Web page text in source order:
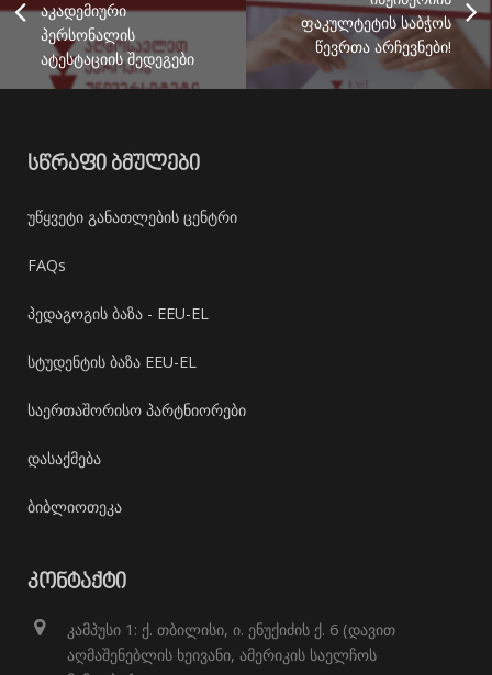
აკადემიური
პერსონალის
ატესტაციის შედეგები
ფაკულტეტის საბჭოს
წევრთა არჩევნები!
ᲡᲬᲠᲐᲤᲘ ᲑᲛᲣᲚᲔᲑᲘ
უწყვეტი განათლების ცენტრი
FAQs
პედაგოგის ბაზა - EEU-EL
სტუდენტის ბაზა EEU-EL
საერთაშორისო პარტნიორები
დასაქმება
ბიბლიოთეკა
ᲙᲝᲜᲢᲐᲥᲢᲘ
კამპუსი 1: ქ. თბილისი, ი. ენუქიძის ქ. 6 (დავით
აღმაშენებლის ხეივანი, ამერიკის საელჩოს